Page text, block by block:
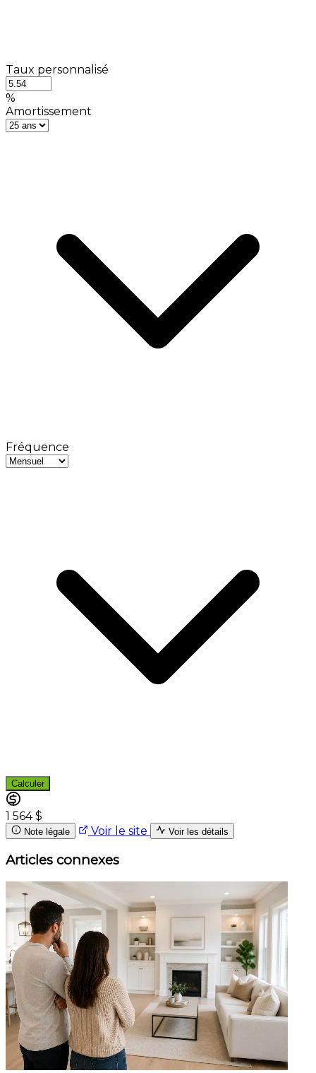
Taux personnalisé
%
Amortissement
Fréquence
Calculer
1 564 $
Note légale Voir le site Voir les détails
Articles connexes